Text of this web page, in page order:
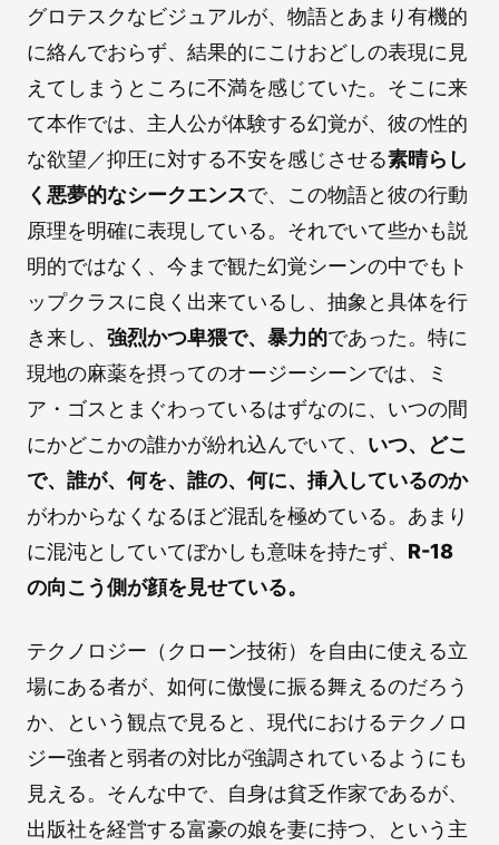
グロテスクなビジュアルが、物語とあまり有機的
に絡んでおらず、結果的にこけおどしの表現に見
えてしまうところに不満を感じていた。そこに来
て本作では、主人公が体験する幻覚が、彼の性的
な欲望／抑圧に対する不安を感じさせる素晴らし
く悪夢的なシークエンスで、この物語と彼の行動
原理を明確に表現している。それでいて些かも説
明的ではなく、今まで観た幻覚シーンの中でもト
ップクラスに良く出来ているし、抽象と具体を行
き来し、 強烈かつ卑猥で、暴力的であった。特に
現地の麻薬を摂ってのオージーシーンでは、ミ
ア・ゴスとまぐわっているはずなのに、いつの間
にかどこかの誰かが紛れ込んでいて、 いつ、どこ
で、誰が、何を、誰の、何に、挿入しているのか
がわからなくなるほど混乱を極めている。あまり
に混沌としていてぼかしも意味を持たず、 R-18
の向こう側が顔を見せている。
テクノロジー（クローン技術）を自由に使える立
場にある者が、如何に傲慢に振る舞えるのだろう
か、という観点で見ると、現代におけるテクノロ
ジー強者と弱者の対比が強調されているようにも
見える。そんな中で、自身は貧乏作家であるが、
出版社を経営する富豪の娘を妻に持つ、という主